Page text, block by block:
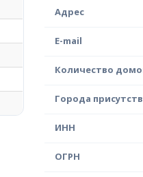
Адрес
E-mail
Количество
Города
ИНН
ОГРН